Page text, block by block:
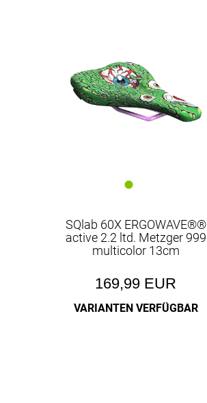
SQlab 60X ERGOWAVE®®
active 2.2 ltd. Metzger 999
multicolor 13cm
169,99 EUR
VARIANTEN VERFÜGBAR